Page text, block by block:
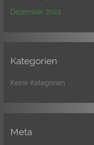
Dezember 2024
Kategorien
Keine Kategorien
Meta